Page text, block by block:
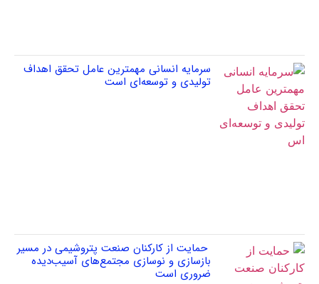
سرمایه انسانی مهمترین عامل تحقق اهداف
تولیدی و توسعه‌ای است
حمایت از کارکنان صنعت پتروشیمی در مسیر
بازسازی و نوسازی مجتمع‌های آسیب‌دیده
ضروری است